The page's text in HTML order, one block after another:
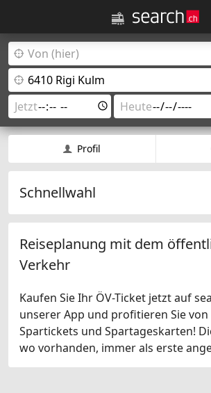
Profil
Schnellwahl
Reiseplanung mit dem
Verkehr
Kaufen Sie Ihr ÖV-Ticket jetzt auf
unserer App und profitieren Sie
Spartickets und Spartageskarten!
wo vorhanden, immer als erste